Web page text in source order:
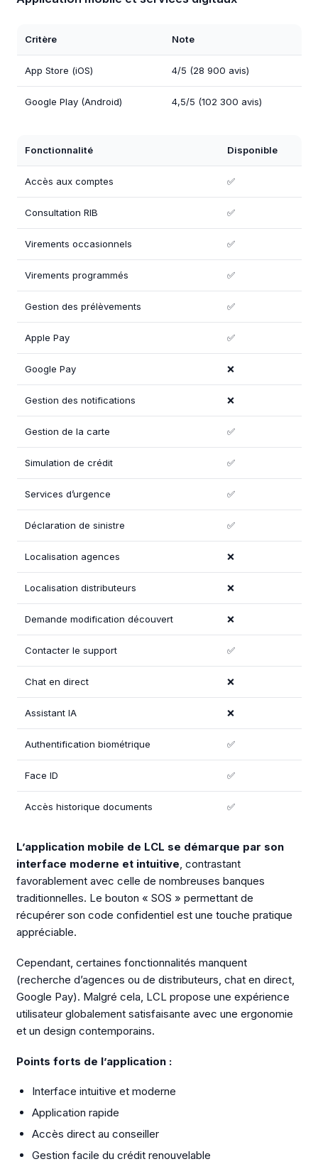
Critère Note
App Store (iOS) 4/5 (28 900 avis)
Google Play (Android) 4,5/5 (102 300 avis)
Fonctionnalité Disponible
Accès aux comptes ✅
Consultation RIB ✅
Virements occasionnels ✅
Virements programmés ✅
Gestion des prélèvements ✅
Apple Pay ✅
Google Pay ❌
Gestion des notifications ❌
Gestion de la carte ✅
Simulation de crédit ✅
Services d’urgence ✅
Déclaration de sinistre ✅
Localisation agences ❌
Localisation distributeurs ❌
Demande modification découvert ❌
Contacter le support ✅
Chat en direct ❌
Assistant IA ❌
Authentification biométrique ✅
Face ID ✅
Accès historique documents ✅
L’application mobile de LCL se démarque par son
interface moderne et intuitive, contrastant
favorablement avec celle de nombreuses banques
traditionnelles. Le bouton « SOS » permettant de
récupérer son code confidentiel est une touche pratique
appréciable.
Cependant, certaines fonctionnalités manquent
(recherche d’agences ou de distributeurs, chat en direct,
Google Pay). Malgré cela, LCL propose une expérience
utilisateur globalement satisfaisante avec une ergonomie
et un design contemporains.
Points forts de l’application :
Interface intuitive et moderne
Application rapide
Accès direct au conseiller
Gestion facile du crédit renouvelable